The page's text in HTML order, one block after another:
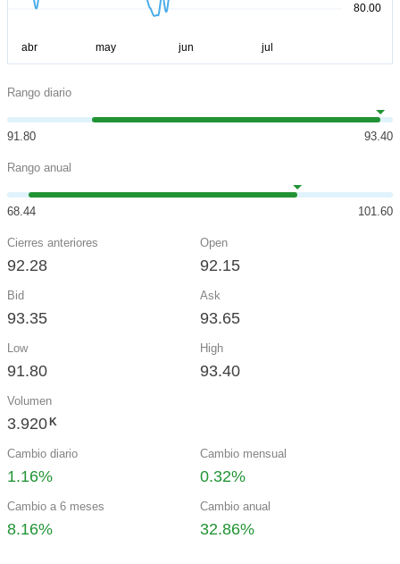
Rango diario
91.80 93.40
Rango anual
68.44 101.60
Cierres anteriores
92.28
Open
92.15
Bid
93.35
Ask
93.65
Low
91.80
High
93.40
Volumen
3.920 K
Cambio diario
1.16%
Cambio mensual
0.32%
Cambio a 6 meses
8.16%
Cambio anual
32.86%